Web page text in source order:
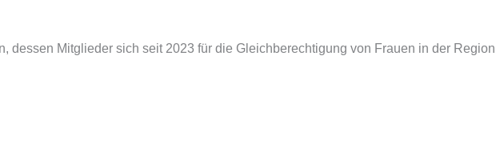
Mitglieder sich seit 2023 für die Gleichberechtigung von Frauen in der Region